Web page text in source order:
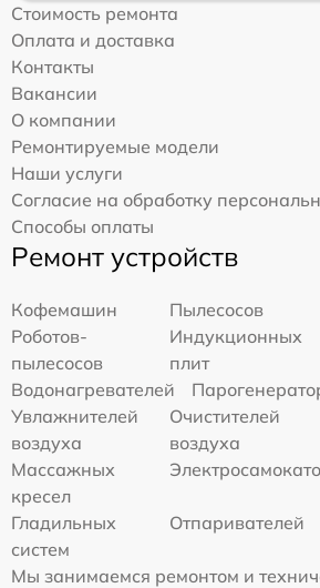
Стоимость ремонта
Оплата и доставка
Контакты
Вакансии
О компании
Ремонтируемые модели
Наши услуги
Согласие на обработку
Способы оплаты
Ремонт устройств
Кофемашин
Пылесосов
Роботов-
пылесосов
Индукционных
плит
Водонагревателей
Увлажнителей
воздуха
Очистителей
воздуха
Массажных
кресел
Гладильных
систем
Отпаривателей
Мы занимаемся ремонтом и